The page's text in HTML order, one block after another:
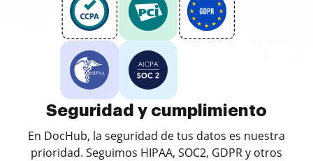
Seguridad y cumplimiento
En DocHub, la seguridad de tus datos es nuestra
prioridad. Seguimos HIPAA, SOC2, GDPR y otros